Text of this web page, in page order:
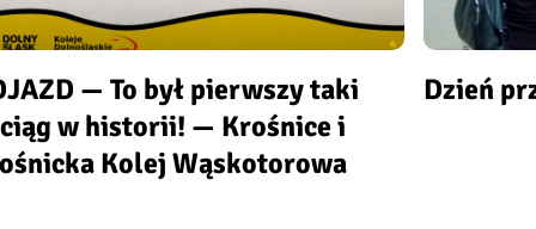
— To był pierwszy taki
w historii! — Krośnice i
Kolej Wąskotorowa
Dzień